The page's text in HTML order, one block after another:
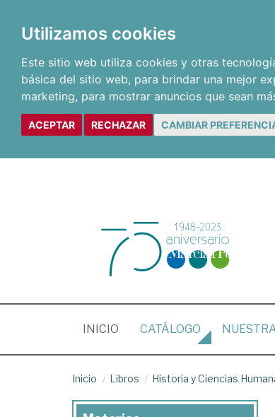
Utilizamos cookies
Este sitio web utiliza cookies y otras
básica del sitio web, para brindar una mejor
marketing, para mostrar anuncios que sean
ACEPTAR RECHAZAR CAMBIAR
INICIO (CURRENT)
CATÁLOGO
Inicio Libros Historia y Ciencias